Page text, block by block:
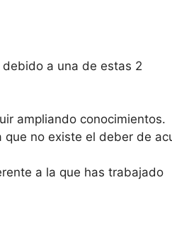
a una de estas 2
ampliando conocimientos.
no existe el deber de
a la que has trabajado